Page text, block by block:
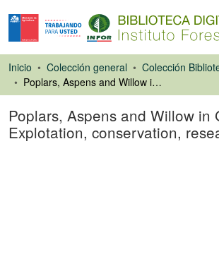
Inicio Colección general
Colección
Poplars, Aspens and Willow in Germany: Explotation, conservation, research
Poplars, Aspens and Willow in
Explotation, conservation,